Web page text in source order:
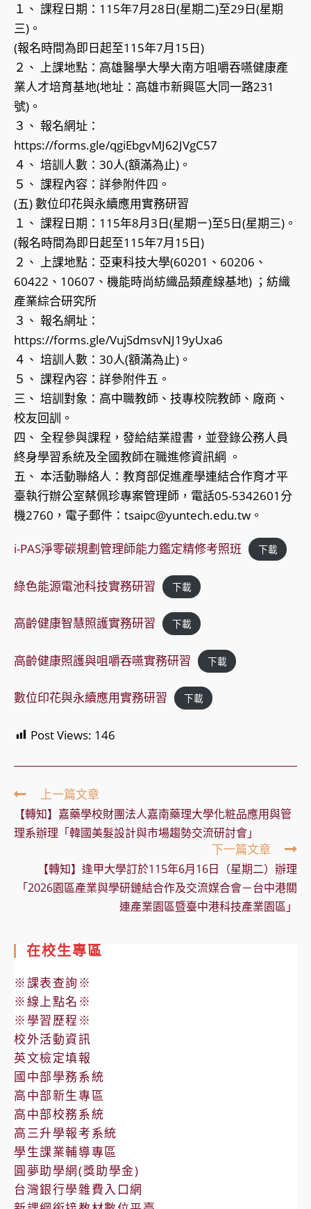
１、 課程日期：115年7月28日(星期二)至29日(星期
三)。
(報名時間為即日起至115年7月15日)
２、 上課地點：高雄醫學大學大南方咀嚼吞嚥健康產
業人才培育基地(地址：高雄市新興區大同一路231
號)。
３、 報名網址：
https://forms.gle/qgiEbgvMJ62JVgC57
４、 培訓人數：30人(額滿為止)。
５、 課程內容：詳參附件四。
(五) 數位印花與永續應用實務研習
１、 課程日期：115年8月3日(星期ㄧ)至5日(星期三)。
(報名時間為即日起至115年7月15日)
２、 上課地點：亞東科技大學(60201、60206、
60422、10607、機能時尚紡織品類產線基地) ；紡織
產業綜合研究所
３、 報名網址：
https://forms.gle/VujSdmsvNJ19yUxa6
４、 培訓人數：30人(額滿為止)。
５、 課程內容：詳參附件五。
三、 培訓對象：高中職教師、技專校院教師、廠商、
校友回訓。
四、 全程參與課程，發給結業證書，並登錄公務人員
終身學習系統及全國教師在職進修資訊綱 。
五、 本活動聯絡人：教育部促進產學連結合作育才平
臺執行辦公室蔡佩珍專案管理師，電話05-5342601分
機2760，電子郵件：tsaipc@yuntech.edu.tw。
i-PAS淨零碳規劃管理師能力鑑定精修考照班 下載
綠色能源電池科技實務研習 下載
高齡健康智慧照護實務研習 下載
高齡健康照護與咀嚼吞嚥實務研習 下載
數位印花與永續應用實務研習 下載
Post Views: 146
Read
more
articles
上一篇文章
【轉知】嘉藥學校財團法人嘉南藥理大學化粧品應用與管
理系辦理「韓國美髮設計與市場趨勢交流研討會」
下一篇文章
【轉知】逢甲大學訂於115年6月16日（星期二）辦理
「2026園區產業與學研鏈結合作及交流媒合會－台中港關
連產業園區暨臺中港科技產業園區」
在校生專區
※課表查詢※
※線上點名※
※學習歷程※
校外活動資訊
英文檢定填報
國中部學務系統
高中部新生專區
高中部校務系統
高三升學報考系統
學生課業輔導專區
圓夢助學網(獎助學金)
台灣銀行學雜費入口網